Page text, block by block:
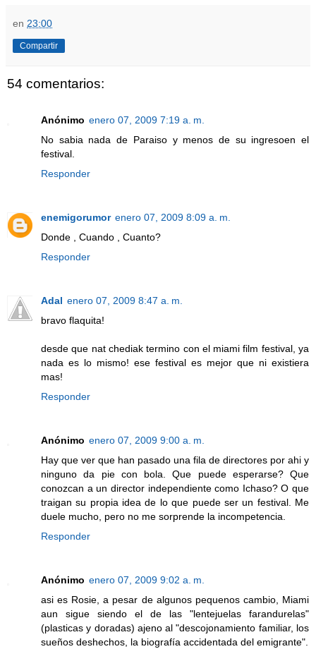
en 23:00
Compartir
54 comentarios:
Anónimo enero 07, 2009 7:19 a. m.
No sabia nada de Paraiso y menos de su ingresoen el
festival.
Responder
enemigorumor enero 07, 2009 8:09 a. m.
Donde , Cuando , Cuanto?
Responder
Adal enero 07, 2009 8:47 a. m.
bravo flaquita!
desde que nat chediak termino con el miami film festival, ya
nada es lo mismo! ese festival es mejor que ni existiera
mas!
Responder
Anónimo enero 07, 2009 9:00 a. m.
Hay que ver que han pasado una fila de directores por ahi y
ninguno da pie con bola. Que puede esperarse? Que
conozcan a un director independiente como Ichaso? O que
traigan su propia idea de lo que puede ser un festival. Me
duele mucho, pero no me sorprende la incompetencia.
Responder
Anónimo enero 07, 2009 9:02 a. m.
asi es Rosie, a pesar de algunos pequenos cambio, Miami
aun sigue siendo el de las "lentejuelas farandurelas"
(plasticas y doradas) ajeno al "descojonamiento familiar, los
sueños deshechos, la biografía accidentada del emigrante".